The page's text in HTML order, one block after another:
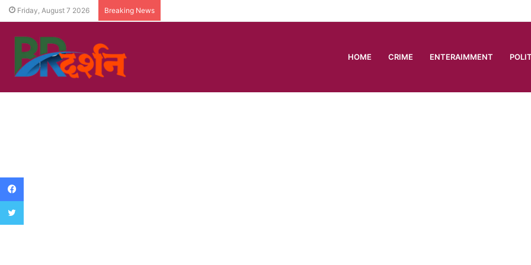
Friday, August 7 2026 Breaking News
HOME CRIME ENTERAIMMENT